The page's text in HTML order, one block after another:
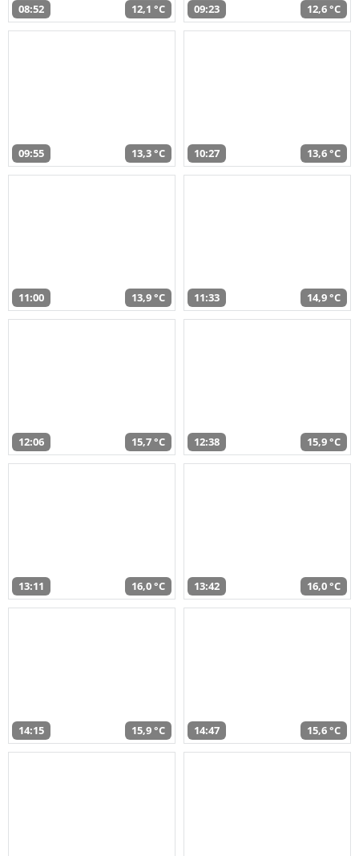
08:52 12,1 °C 09:23 12,6 °C
09:55 13,3 °C 10:27 13,6 °C
11:00 13,9 °C 11:33 14,9 °C
12:06 15,7 °C 12:38 15,9 °C
13:11 16,0 °C 13:42 16,0 °C
14:15 15,9 °C 14:47 15,6 °C